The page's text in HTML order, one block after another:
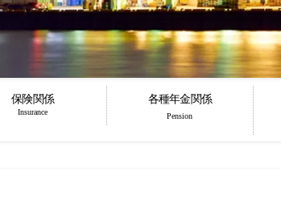
保険関係
Insurance
各種年金関係
Pension